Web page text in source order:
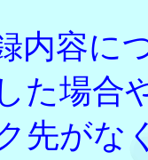
内容に
た場合
先がな